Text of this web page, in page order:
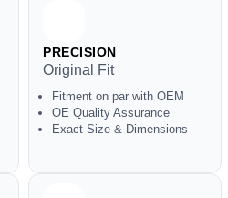
PRECISION
Original Fit
Fitment on par with OEM
OE Quality Assurance
Exact Size & Dimensions